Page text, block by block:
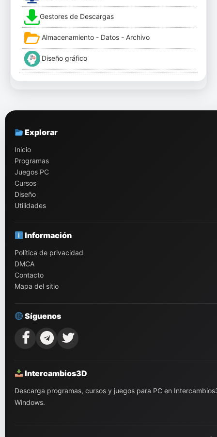
Gestores de Descargas
Almacenamiento - Datos - Archivo
Diseño gráfico
Explorar
Inicio
Programas
Juegos PC
Cursos
Diseño
Utilidades
Información
Política de privacidad
DMCA
Contacto
Mapa del sitio
Síguenos
Intercambios3D
Descarga programas, cursos y juegos para PC en
Windows.